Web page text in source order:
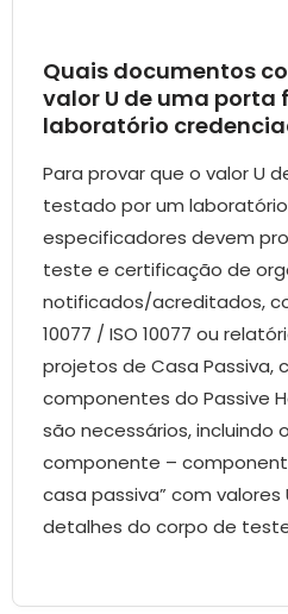
Quais documentos
valor U de uma porta
laboratório
Para provar que o valor U
testado por um
especificadores devem
teste e certificação de
notificados/acreditados,
10077 / ISO 10077 ou
projetos de Casa Passiva,
componentes do Passive
são necessários, incluindo
componente –
casa passiva” com
detalhes do corpo de